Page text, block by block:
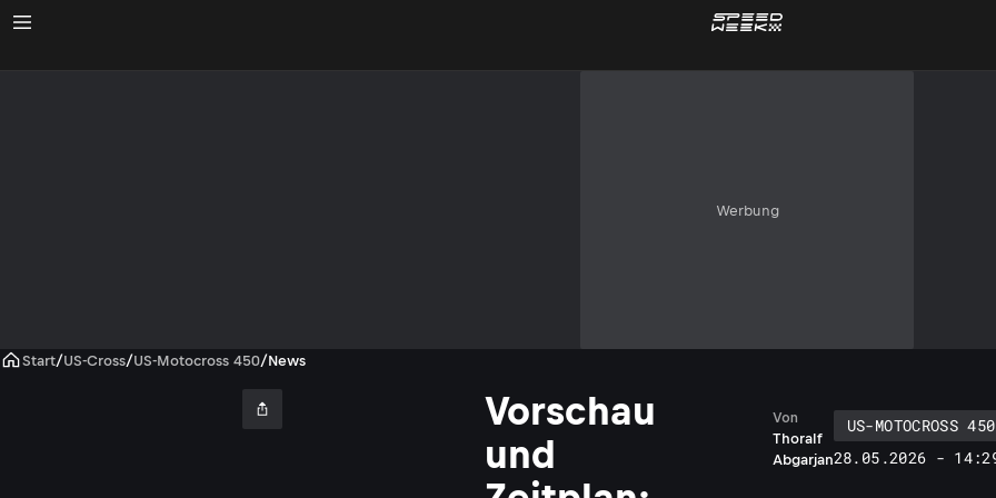
Werbung
Start/US-Cross/US-Motocross 450/News
Vorschau
und
Thoralf
Abgarjan
Von
US-MOTOCROSS 450
28.05.2026 -